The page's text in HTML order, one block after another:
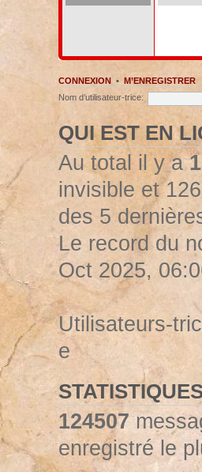
CONNEXION• M’ENREGISTRER
Nom d’utilisateur-trice:
QUI EST EN
Au total il y a
invisible et
des 5
Le record du
Oct 2025,
Utilisateurs-
e
124507
enregistré le